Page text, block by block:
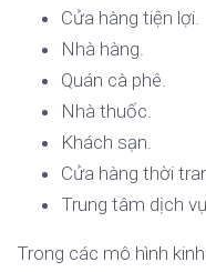
Cửa hàng tiện lợi.
Nhà hàng.
Quán cà phê.
Nhà thuốc.
Khách sạn.
Cửa hàng thời
Trung tâm dịch
Trong các mô hình